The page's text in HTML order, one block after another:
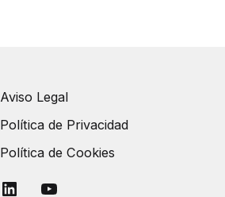
Aviso Legal
Política de Privacidad
Política de Cookies
Linkedin